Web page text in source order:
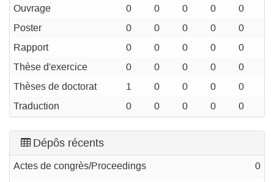
Ouvrage 0 0 0 0
0
Poster
0 0 0 0
0
Rapport
0 0 0 0
0
Thèse d'exercice
0 0 0 0
0
Thèses de doctorat
1 0 0 0
0
Traduction
0 0 0 0 0
Dépôs récents
Actes de congrès/Proceedings 0